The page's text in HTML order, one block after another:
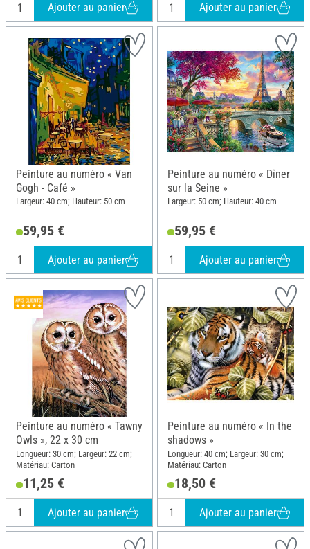
Ajouter au panier Ajouter au panier
Peinture au numéro « Van
Gogh - Café »
Largeur: 40 cm; Hauteur: 50 cm
59,95 €
Ajouter au panier
Peinture au numéro « Dîner
sur la Seine »
Largeur: 50 cm; Hauteur: 40 cm
59,95 €
Ajouter au panier
Peinture au numéro « Tawny
Owls », 22 x 30 cm
Longueur: 30 cm; Largeur: 22 cm;
Matériau: Carton
11,25 €
Ajouter au panier
Peinture au numéro « In the
shadows »
Longueur: 40 cm; Largeur: 30 cm;
Matériau: Carton
18,50 €
Ajouter au panier